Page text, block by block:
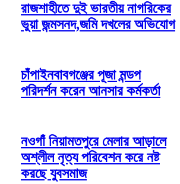
রাজশাহীতে দুই ভারতীয় নাগরিকের
ভুয়া জন্মসনদ,জমি দখলের অভিযোগ
চাঁপাইনবাবগঞ্জের পূজা মন্ডপ
পরিদর্শন করেন আনসার কর্মকর্তা
নওগাঁ নিয়ামতপুরে মেলার আড়ালে
অশ্লীল নৃত্য পরিবেশন করে নষ্ট
করছে যুবসমাজ